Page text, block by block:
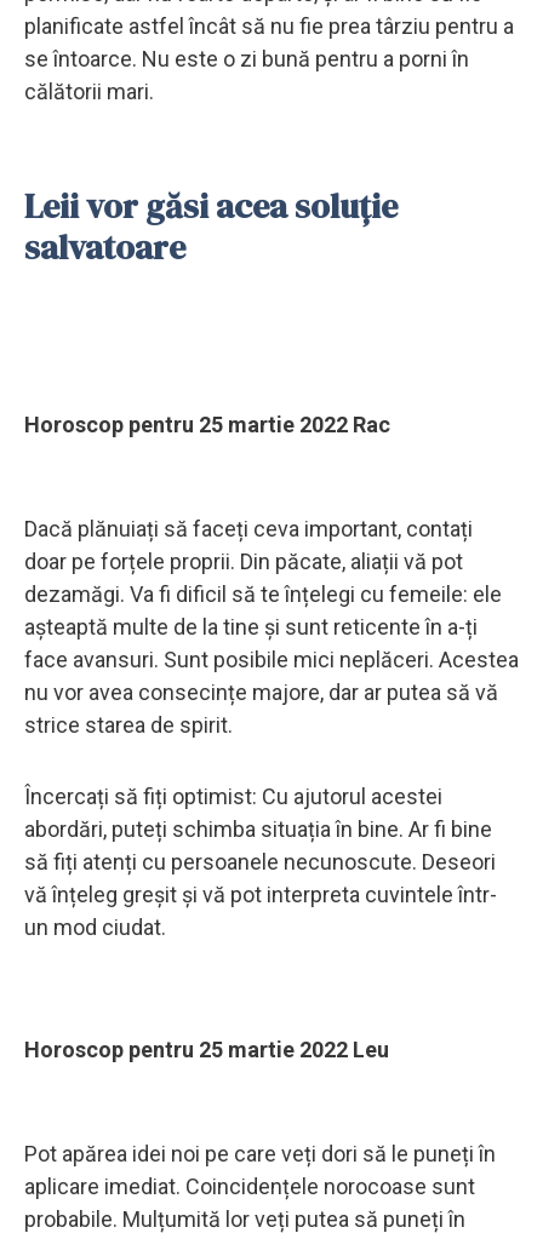
planificate astfel încât să nu fie prea târziu pentru a
se întoarce. Nu este o zi bună pentru a porni în
călătorii mari.
Leii vor găsi acea soluție
salvatoare
Horoscop pentru 25 martie 2022 Rac
Dacă plănuiați să faceți ceva important, contați
doar pe forțele proprii. Din păcate, aliații vă pot
dezamăgi. Va fi dificil să te înțelegi cu femeile: ele
așteaptă multe de la tine și sunt reticente în a-ți
face avansuri. Sunt posibile mici neplăceri. Acestea
nu vor avea consecințe majore, dar ar putea să vă
strice starea de spirit.
Încercați să fiți optimist: Cu ajutorul acestei
abordări, puteți schimba situația în bine. Ar fi bine
să fiți atenți cu persoanele necunoscute. Deseori
vă înțeleg greșit și vă pot interpreta cuvintele într-
un mod ciudat.
Horoscop pentru 25 martie 2022 Leu
Pot apărea idei noi pe care veți dori să le puneți în
aplicare imediat. Coincidențele norocoase sunt
probabile. Mulțumită lor veți putea să puneți în